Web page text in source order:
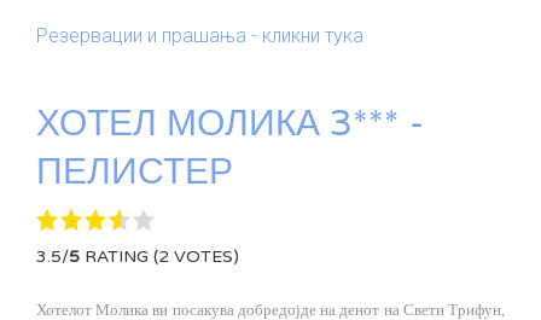
Резервации и прашања - кликни тука
ХОТЕЛ МОЛИКА 3*** -
ПЕЛИСТЕР
3.5/5 RATING (2 VOTES)
Хотелот Молика ви посакува добредојде на денот на Свети Трифун,